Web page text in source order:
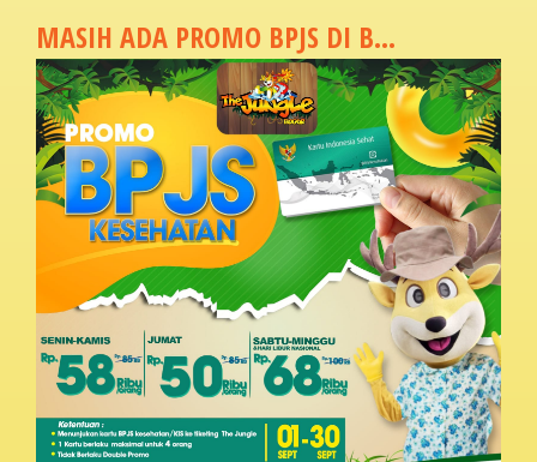
MASIH ADA PROMO BPJS DI B...